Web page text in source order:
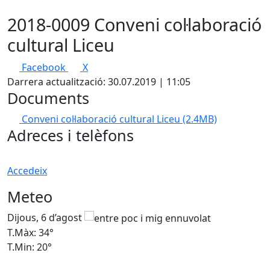
2018-0009 Conveni col·laboració
cultural Liceu
Facebook
X
Darrera actualització: 30.07.2019 | 11:05
Documents
Conveni col·laboració cultural Liceu (2.4MB)
Adreces i telèfons
Accedeix
Meteo
Dijous, 6 d’agost
T.Màx: 34°
T.Min: 20°